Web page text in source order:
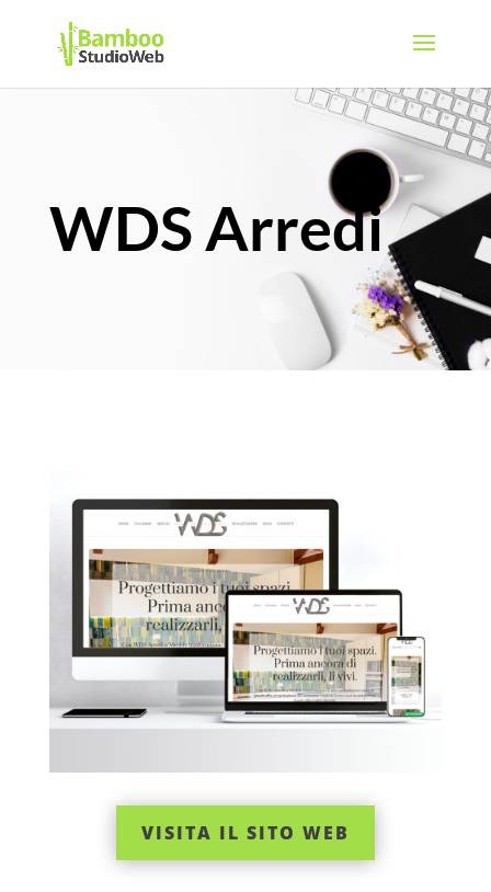
WDS Arredi
VISITA IL SITO WEB